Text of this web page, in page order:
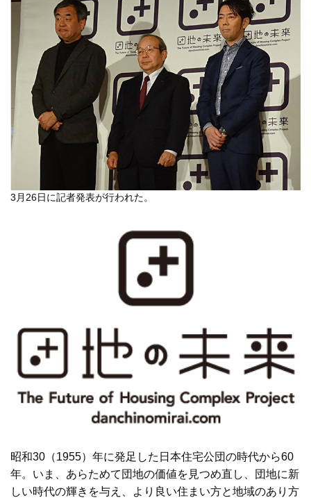
3月26日に記者発表が行われた。
昭和30（1955）年に発足した日本住宅公団の時代から60
年。いま、あらためて団地の価値を見つめ直し、団地に新
しい時代の輝きを与え、より良い住まい方と地域のあり方